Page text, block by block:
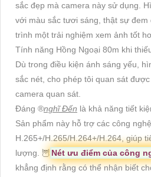
sắc đẹp mà camera này sử dụng.
với màu sắc tươi sáng, thật sự đem
trình một trải nghiệm xem ảnh tốt
Tính năng Hồng Ngoại 80m khi
Dù trong điều kiện ánh sáng yếu,
sắc nét, cho phép tôi quan sát
camera quan sát.
Đáng ®️nghĩ Đến là khả năng tiết
Sản phẩm này hỗ trợ các công
H.265+/H.265/H.264+/H.264, giúp
lượng. 🦉 Nét ưu điểm của công
khẳng định rằng có thể nhận biết